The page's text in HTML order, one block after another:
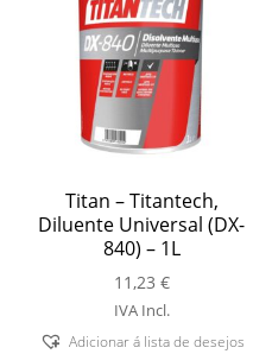
Titan – Titantech,
Diluente Universal (DX-
840) – 1L
11,23 €
IVA Incl.
Adicionar á lista de desejos